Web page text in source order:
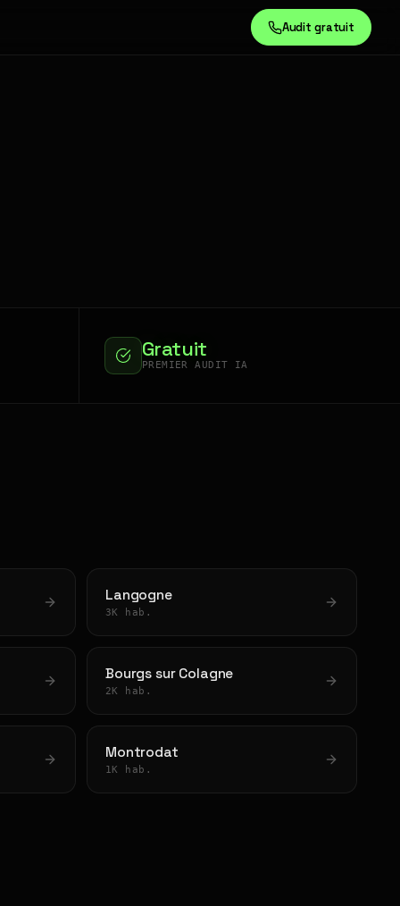
Audit gratuit
Gratuit
PREMIER AUDIT IA
Langogne
3K hab.
Bourgs sur Colagne
2K hab.
Montrodat
1K hab.